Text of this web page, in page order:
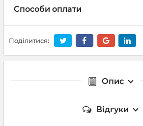
Способи оплати
Поділитися:
Опис
Відгуки